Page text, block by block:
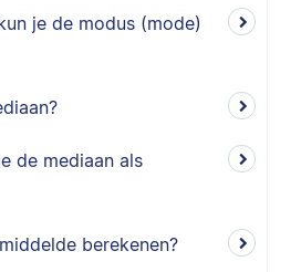
je de modus (mode)
de mediaan als
berekenen?